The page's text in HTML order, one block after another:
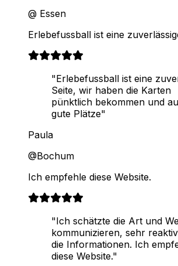
@ Essen
Erlebefussball ist eine
"Erlebefussball ist eine
Seite, wir haben die Karten
pünktlich bekommen und
gute Plätze"
Paula
@Bochum
Ich empfehle diese Website.
"Ich schätzte die Art und
kommunizieren, sehr
die Informationen. Ich
diese Website."